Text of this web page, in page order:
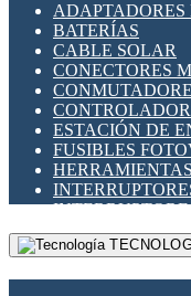
ADAPTADORES
BATERÍAS
CABLE SOLAR
CONECTORES
ESTACIÓN DE
FUSIBLES
MONTAJE